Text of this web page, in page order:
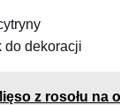
do dekoracji
z rosołu na